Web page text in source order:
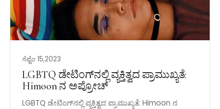
ಸೆಪ್ಟೆಂ 15,2023
LGBTQ ಡೇಟಿಂಗ್‌ನಲ್ಲಿ ವ್ಯಕ್ತಿತ್ವದ ಪ್ರಾಮುಖ್ಯತೆ:
Himoon ನ ಅಪ್ರೋಚ್
LGBTQ ಡೇಟಿಂಗ್‌ನಲ್ಲಿ ವ್ಯಕ್ತಿತ್ವದ ಪ್ರಾಮುಖ್ಯತೆ: Himoon ನ